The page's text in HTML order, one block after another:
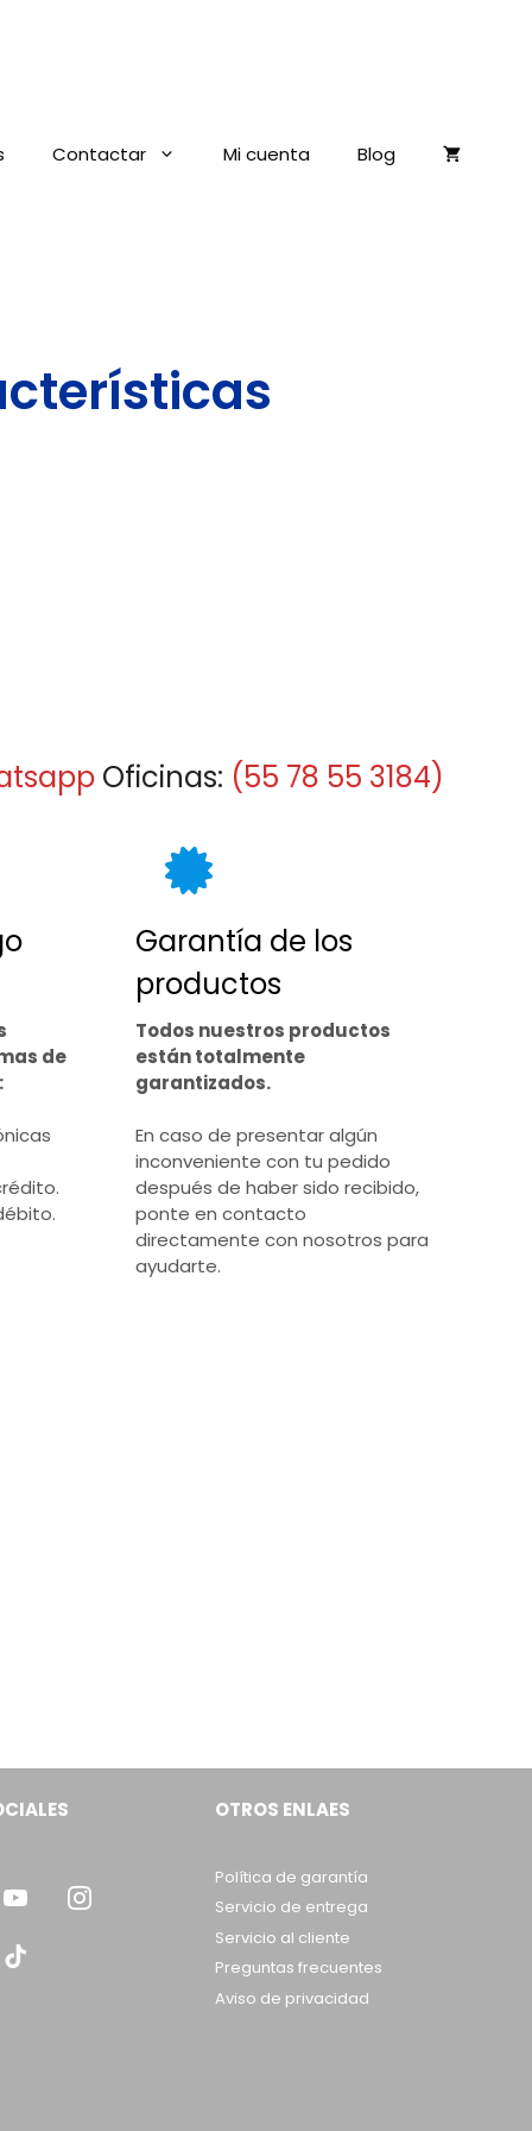
Contactar Mi cuenta Blog
Oficinas: (55 78 55 3184)
de
Garantía de los
productos
Todos nuestros productos
están totalmente
garantizados.
En caso de presentar algún
inconveniente con tu pedido
después de haber sido recibido,
ponte en contacto
directamente con nosotros para
ayudarte.
OTROS ENLAES
Política de garantía
Servicio de entrega
Servicio al cliente
Preguntas frecuentes
Aviso de privacidad